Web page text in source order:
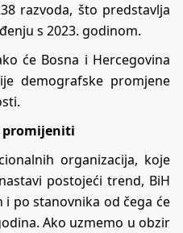
razvoda, što predstavlja
s 2023. godinom.
će Bosna i Hercegovina
demografske promjene
promijeniti
organizacija, koje
postojeći trend, BiH
po stanovnika od čega će
Ako uzmemo u obzir